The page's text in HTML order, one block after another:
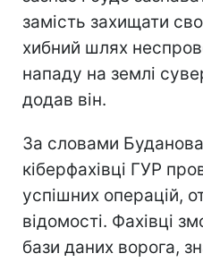
замість захищати
хибний шлях
нападу на землі
додав він.
За словами
кіберфахівці ГУР
успішних операцій,
відомості. Фахівці
бази даних ворога,